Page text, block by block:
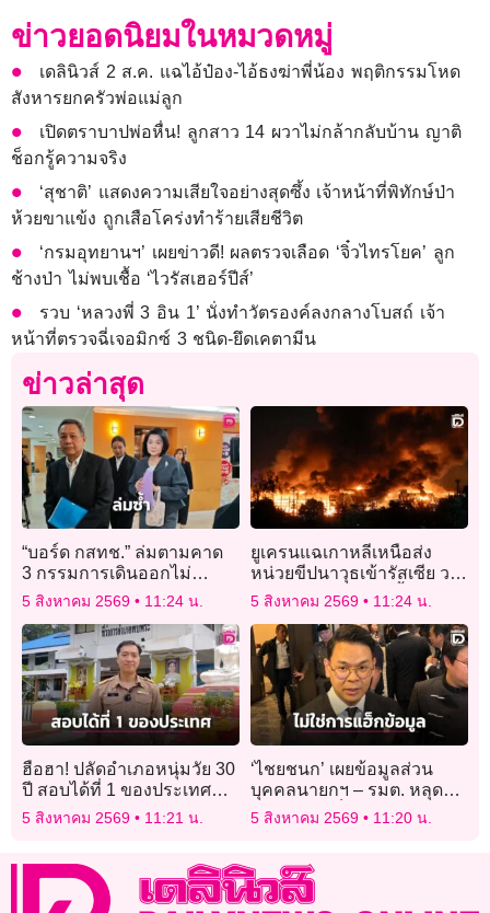
ข่าวยอดนิยมในหมวดหมู่
เดลินิวส์ 2 ส.ค. แฉไอ้ป๋อง-ไอ้ธงฆ่าพี่น้อง พฤติกรรมโหด
สังหารยกครัวพ่อแม่ลูก
เปิดตราบาปพ่อหื่น! ลูกสาว 14 ผวาไม่กล้ากลับบ้าน ญาติ
ช็อกรู้ความจริง
‘สุชาติ’ แสดงความเสียใจอย่างสุดซึ้ง เจ้าหน้าที่พิทักษ์ป่า
ห้วยขาแข้ง ถูกเสือโคร่งทำร้ายเสียชีวิต
‘กรมอุทยานฯ’ เผยข่าวดี! ผลตรวจเลือด ‘จิ๋วไทรโยค’ ลูก
ช้างป่า ไม่พบเชื้อ ‘ไวรัสเฮอร์ปีส์’
รวบ ‘หลวงพี่ 3 อิน 1’ นั่งทำวัตรองค์ลงกลางโบสถ์ เจ้า
หน้าที่ตรวจฉี่เจอมิกซ์ 3 ชนิด-ยึดเคตามีน
ข่าวล่าสุด
“บอร์ด กสทช.” ล่มตามคาด
3 กรรมการเดินออกไม่
สังฆกรรมด้วย
5 สิงหาคม 2569 11:24 น.
ยูเครนแฉเกาหลีเหนือส่ง
หน่วยขีปนาวุธเข้ารัสเซีย วาง
กำลังเตรียมโจมตีครั้งใหญ่
5 สิงหาคม 2569 11:24 น.
ฮือฮา! ปลัดอำเภอหนุ่มวัย 30
ปี สอบได้ที่ 1 ของประเทศ
รายงานตัว ‘อำเภอชายแดน’
5 สิงหาคม 2569 11:21 น.
‘ไชยชนก’ เผยข้อมูลส่วน
บุคคลนายกฯ – รมต. หลุด
ไม่ใช่การแฮ็ก พบใช้ IP เดียว
5 สิงหาคม 2569 11:20 น.